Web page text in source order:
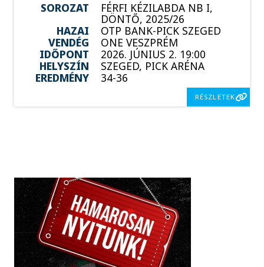
SOROZAT FÉRFI KÉZILABDA NB I,
DÖNTŐ, 2025/26
HAZAI
OTP BANK-PICK SZEGED
VENDÉG
ONE VESZPRÉM
IDŐPONT
2026. JÚNIUS 2. 19:00
HELYSZÍN
SZEGED, PICK ARÉNA
EREDMÉNY
34-36
RÉSZLETEK